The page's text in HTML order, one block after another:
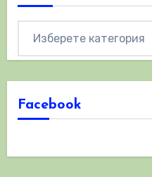
Facebook